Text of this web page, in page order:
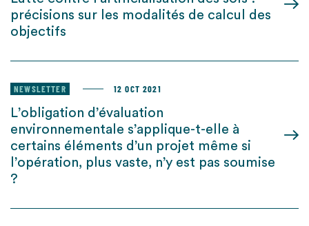
précisions sur les modalités de calcul des
objectifs
NEWSLETTER 12 OCT 2021
L’obligation d’évaluation
environnementale s’applique-t-elle à
certains éléments d’un projet même si
l’opération, plus vaste, n’y est pas soumise
?